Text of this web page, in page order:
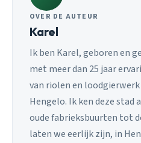
OVER DE AUTEUR
Karel
Ik ben Karel, geboren en
met meer dan 25 jaar
van riolen en
Hengelo. Ik ken deze stad
oude fabrieksbuurten tot
laten we eerlijk zijn, in